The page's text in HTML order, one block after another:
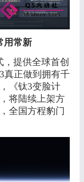
用常新
，提供全球首创
真正做到拥有千
《钛3变脸计
将陆续上架方
全国方程豹门